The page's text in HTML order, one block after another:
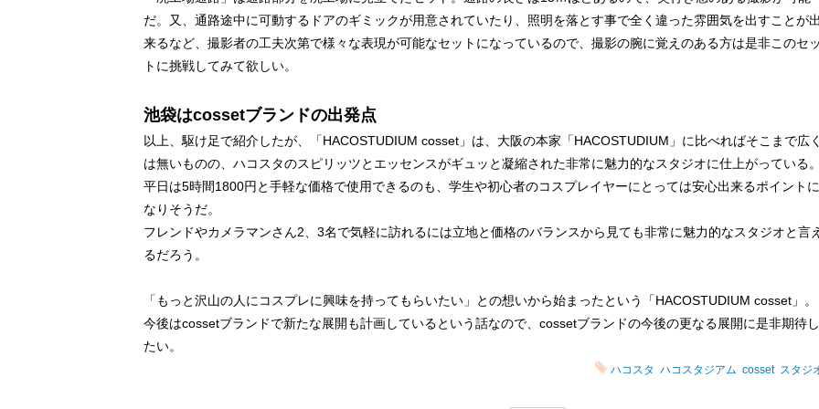
だ。又、通路途中に可動するドアのギミックが用意されていたり、照明を落とす事で全く違った雰囲気を出すことが出
来るなど、撮影者の工夫次第で様々な表現が可能なセットになっているので、撮影の腕に覚えのある方は是非このセッ
トに挑戦してみて欲しい。
池袋はcossetブランドの出発点
以上、駆け足で紹介したが、「HACOSTUDIUM cosset」は、大阪の本家「HACOSTUDIUM」に比べればそこまで広く
は無いものの、ハコスタのスピリッツとエッセンスがギュッと凝縮された非常に魅力的なスタジオに仕上がっている。
平日は5時間1800円と手軽な価格で使用できるのも、学生や初心者のコスプレイヤーにとっては安心出来るポイントに
なりそうだ。
フレンドやカメラマンさん2、3名で気軽に訪れるには立地と価格のバランスから見ても非常に魅力的なスタジオと言え
るだろう。
「もっと沢山の人にコスプレに興味を持ってもらいたい」との想いから始まったという「HACOSTUDIUM cosset」。
今後はcossetブランドで新たな展開も計画しているという話なので、cossetブランドの今後の更なる展開に是非期待し
たい。
ハコスタ ハコスタジアム cosset スタジ